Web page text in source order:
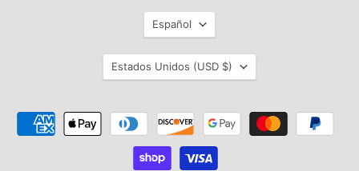
Idioma
Español
País
Estados Unidos (USD $)